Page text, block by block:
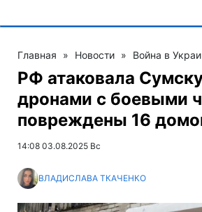
Главная » Новости » Война в
РФ атаковала
дронами с боевыми
повреждены 16
14:08 03.08.2025 Вс
ВЛАДИСЛАВА ТКАЧЕНКО